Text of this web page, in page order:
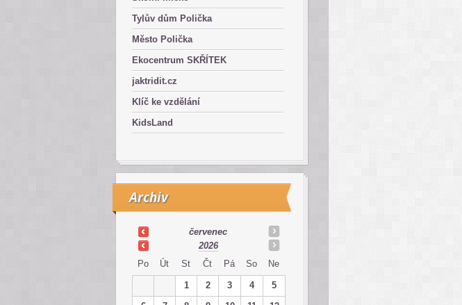
Tylův dům Polička
Město Polička
Ekocentrum SKŘÍTEK
jaktridit.cz
Klíč ke vzdělání
KidsLand
Archiv
červenec
2026
Po
Út St Čt Pá So Ne
1 2 3 4
5